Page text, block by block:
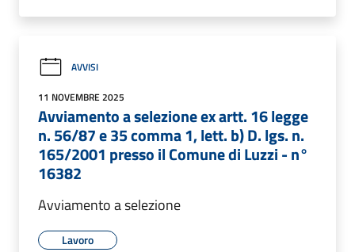
AVVISI
11 NOVEMBRE 2025
Avviamento a selezione ex artt. 16 legge
n. 56/87 e 35 comma 1, lett. b) D. lgs. n.
165/2001 presso il Comune di Luzzi - n°
16382
Avviamento a selezione
Lavoro